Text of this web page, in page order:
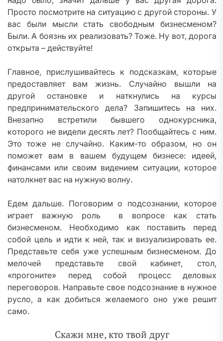
Просто посмотрите на ситуацию с другой стороны. У
вас были мысли стать свободным бизнесменом?
Были. А боязнь их реализовать? Тоже. Ну вот, дорога
открыта – действуйте!
Главное, прислушивайтесь к подсказкам, которые
предоставляет вам жизнь. Случайно вышли на
другой остановке и наткнулись на курсы
предпринимательского дела? Запишитесь на них.
Внезапно встретили бывшего однокурсника,
которого не видели десять лет? Пообщайтесь с ним.
Это тоже не случайно. Каким-то образом, но он
поможет вам в вашем будущем бизнесе: идеей,
финансами или своим видением ситуации, которое
натолкнет вас на нужную волну.
Едем дальше. Поговорим о подсознании, которое
играет важную роль в вопросе как стать
бизнесменом. Необходимо как поставить перед
собой цель и идти к ней, так и визуализировать ее.
Представьте себя уже успешным бизнесменом. До
мелочей представьте свой кабинет, стол,
«прогоните» перед собой процесс деловых
переговоров. Направьте свое подсознание в нужное
русло, а как добиться желаемого оно уже решит
само.
Скажи мне, кто твой друг